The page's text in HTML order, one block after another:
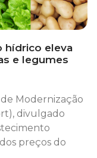
hídrico eleva
e legumes
Modernização
divulgado
preços do